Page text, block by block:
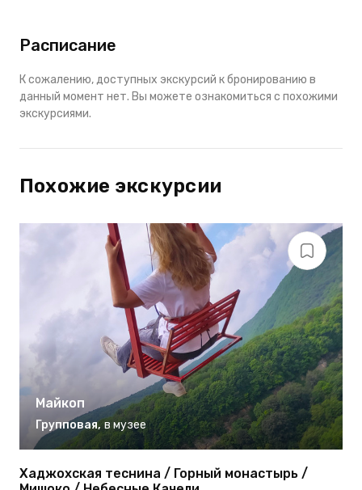
Расписание
К сожалению, доступных экскурсий к бронированию в
данный момент нет. Вы можете ознакомиться с похожими
экскурсиями.
Похожие экскурсии
Майкоп
Групповая, в музее
Хаджохская теснина / Горный монастырь /